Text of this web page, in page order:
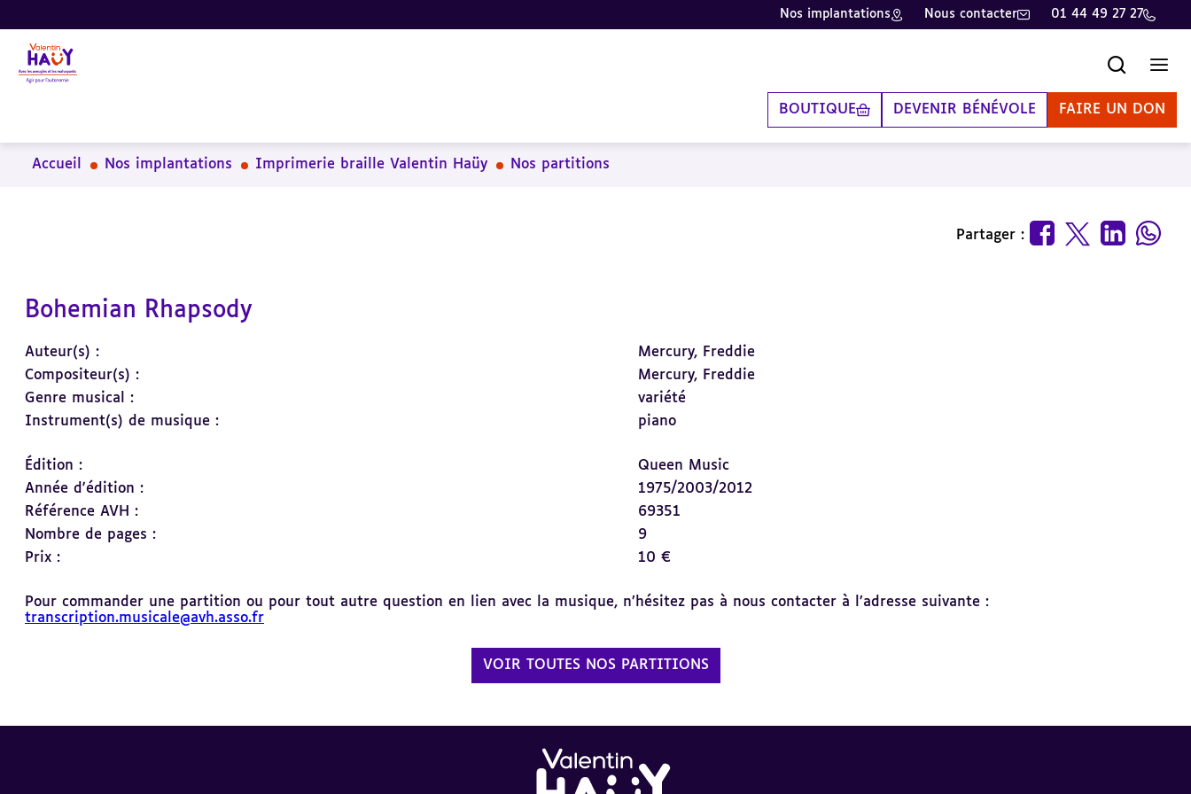
Aller
au
contenu
principal
Aller
au
pied
de
Aller
à
la
recherche
Nos implantations Nous contacter 01 44 49 27 27
BOUTIQUE DEVENIR BÉNÉVOLE FAIRE UN DON
Accueil Nos implantations Imprimerie braille Valentin Haüy Nos partitions
Partager :
Bohemian Rhapsody
Auteur(s) :
Mercury, Freddie
Compositeur(s) :
Mercury, Freddie
Genre musical :
variété
Instrument(s) de musique :
piano
Édition :
Queen Music
Année d'édition :
1975/2003/2012
Référence AVH :
69351
Nombre de pages :
9
Prix :
10 €
Pour commander une partition ou pour tout autre question en lien avec la musique, n’hésitez pas à nous contacter à l’adresse suivante :
transcription.musicale@avh.asso.fr
VOIR TOUTES NOS PARTITIONS